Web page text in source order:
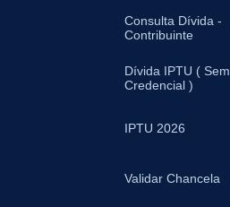
Consulta Dívida -
Contribuinte
Dívida IPTU ( Sem
Credencial )
IPTU 2026
Validar Chancela